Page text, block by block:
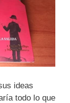
ideas
todo lo que